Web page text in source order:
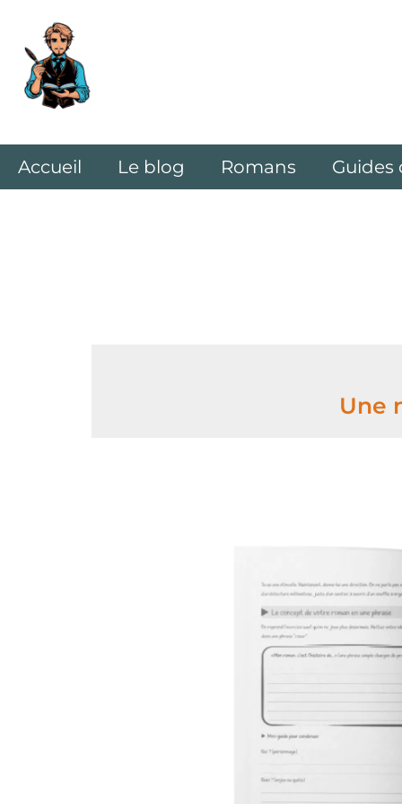
Accueil Le blog Romans Guides
Une